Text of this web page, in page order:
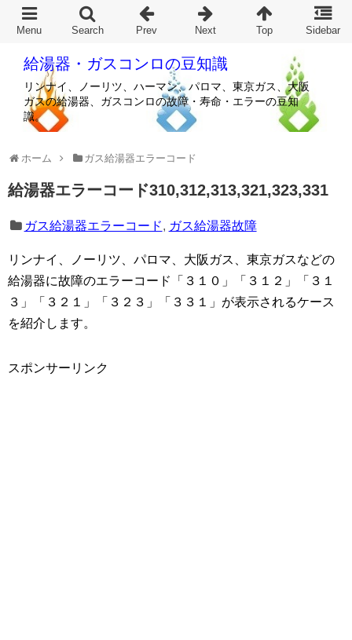
給湯器・ガスコンロの豆知識
リンナイ、ノーリツ、ハーマン、パロマ、東京ガス、大阪
ガスの給湯器、ガスコンロの故障・寿命・エラーの豆知
識。
ホーム ガス給湯器エラーコード
給湯器エラーコード310,312,313,321,323,331
ガス給湯器エラーコード, ガス給湯器故障
リンナイ、ノーリツ、パロマ、大阪ガス、東京ガスなどの
給湯器に故障のエラーコード「３１０」「３１２」「３１
３」「３２１」「３２３」「３３１」が表示されるケース
を紹介します。
スポンサーリンク